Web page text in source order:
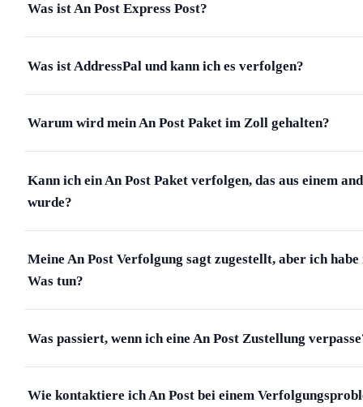
Was ist An Post Express Post?
Was ist AddressPal und kann ich es verfolgen?
Warum wird mein An Post Paket im Zoll gehalten?
Kann ich ein An Post Paket verfolgen, das aus einem
wurde?
Meine An Post Verfolgung sagt zugestellt, aber ich
Was tun?
Was passiert, wenn ich eine An Post Zustellung
Wie kontaktiere ich An Post bei einem